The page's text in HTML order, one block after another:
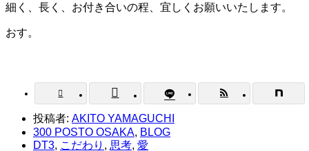
細く、長く、お付き合いの程、宜しくお願いいたします。
おす。
  
投稿者: AKITO YAMAGUCHI
300 POSTO OSAKA, BLOG
DT3, こだわり , 思考, 愛